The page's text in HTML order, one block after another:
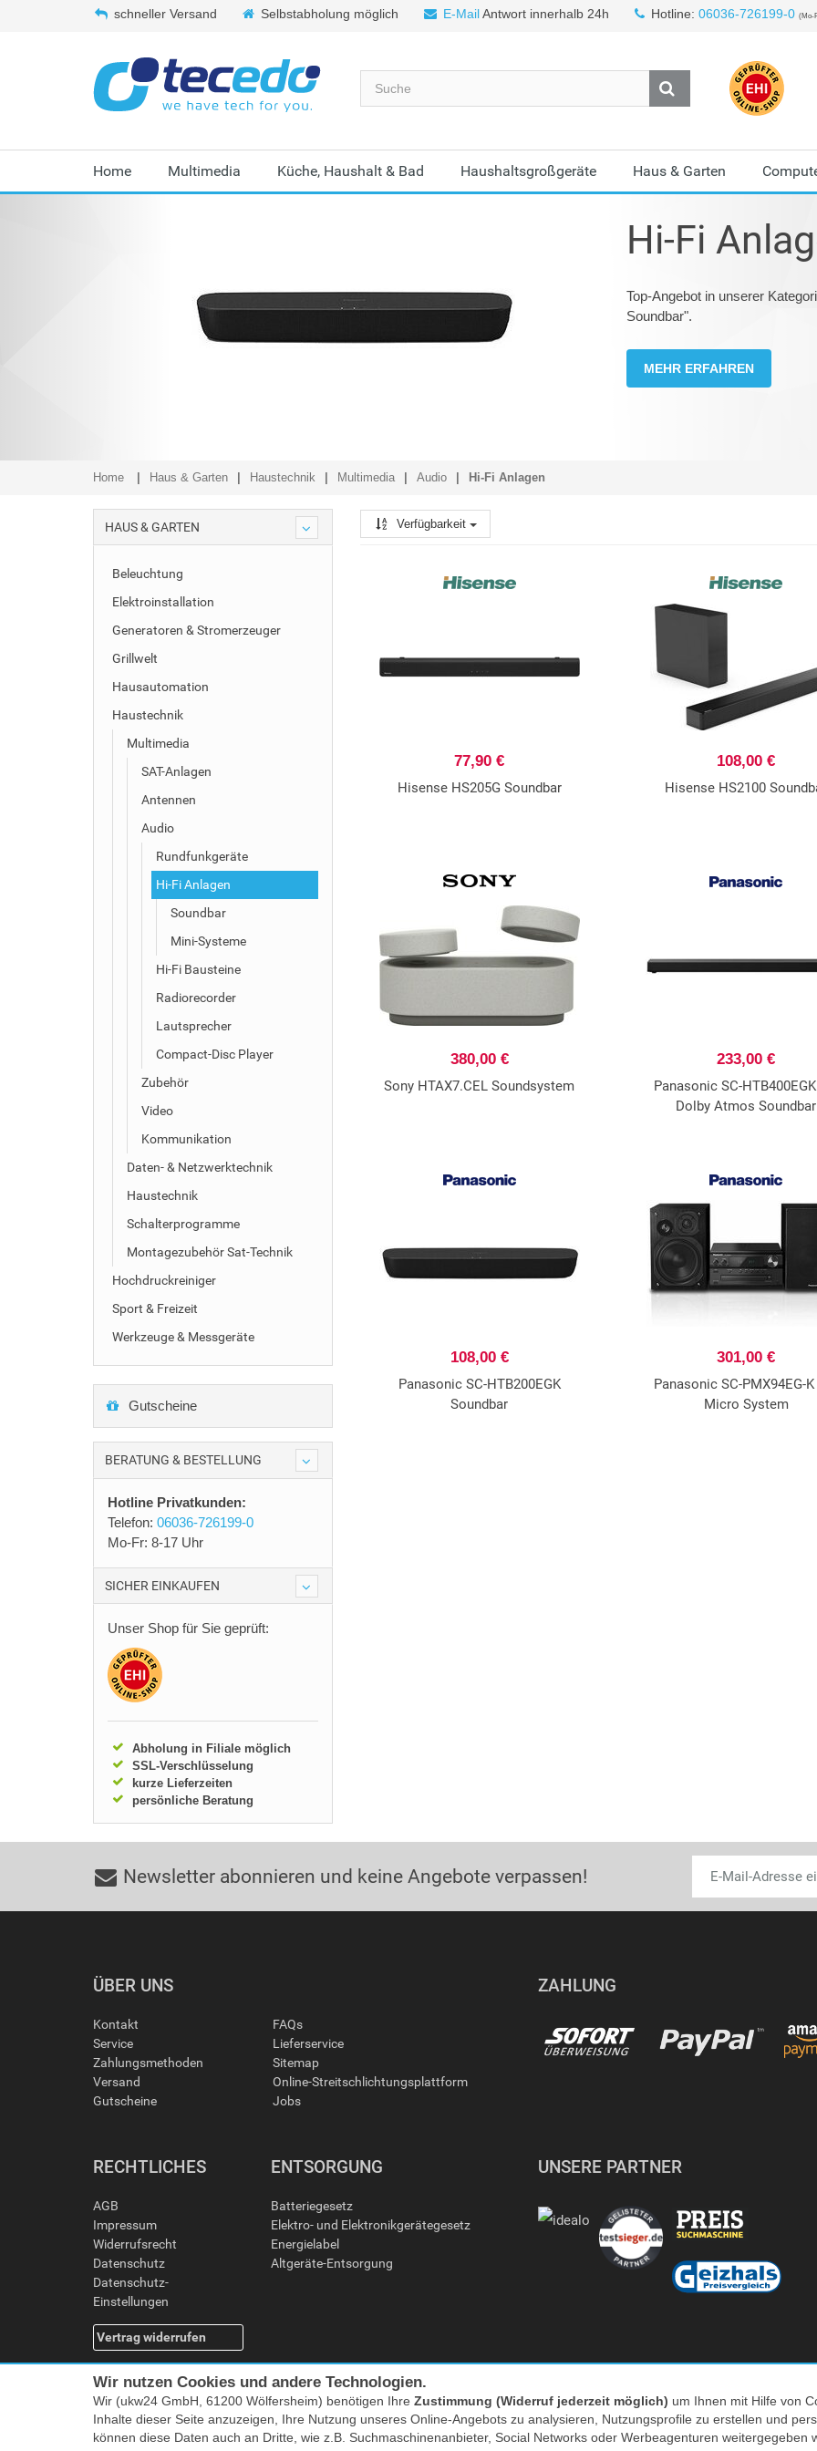
schneller Versand Selbstabholung möglich E-MailAntwort innerhalb 24h Hotline: 06036-726199-0 (Mo-
Home Multimedia Küche, Haushalt & Bad Haushaltsgroßgeräte Haus & Garten
Hi-Fi
Top-Angebot in unserer
Soundbar".
MEHR ERFAHREN
Home Haus & Garten Haustechnik Multimedia Audio Hi-Fi Anlagen
HAUS & GARTEN
Beleuchtung
Elektroinstallation
Generatoren & Stromerzeuger
Grillwelt
Hausautomation
Haustechnik
Multimedia
SAT-Anlagen
Antennen
Audio
Rundfunkgeräte
Hi-Fi Anlagen
Soundbar
Mini-Systeme
Hi-Fi Bausteine
Radiorecorder
Lautsprecher
Compact-Disc Player
Zubehör
Video
Kommunikation
Daten- & Netzwerktechnik
Haustechnik
Schalterprogramme
Montagezubehör Sat-Technik
Hochdruckreiniger
Sport & Freizeit
Werkzeuge & Messgeräte
Gutscheine
BERATUNG & BESTELLUNG
Hotline Privatkunden:
Telefon: 06036-726199-0
Mo-Fr: 8-17 Uhr
SICHER EINKAUFEN
Unser Shop für Sie geprüft:
Abholung in Filiale möglich
SSL-Verschlüsselung
kurze Lieferzeiten
persönliche Beratung
Verfügbarkeit
77,90 €
Hisense HS205G Soundbar
108,00 €
Hisense HS2100
380,00 €
Sony HTAX7.CEL Soundsystem
233,00 €
Panasonic SC-
Dolby Atmos Soundbar
108,00 €
Panasonic SC-HTB200EGK
Soundbar
301,00 €
Panasonic SC-PMX94EG-
Micro System
Newsletter abonnieren und keine Angebote verpassen!
ÜBER UNS
Kontakt
Service
Zahlungsmethoden
Versand
Gutscheine
FAQs
Lieferservice
Sitemap
Online-Streitschlichtungsplattform
Jobs
ZAHLUNG
RECHTLICHES
AGB
Impressum
Widerrufsrecht
Datenschutz
Datenschutz-
Einstellungen
Vertrag widerrufen
ENTSORGUNG
Batteriegesetz
Elektro- und Elektronikgerätegesetz
Energielabel
Altgeräte-Entsorgung
UNSERE PARTNER
Facebook |twitter
Wir nutzen Cookies und andere Technologien.
Wir (ukw24 GmbH, 61200 Wölfersheim) benötigen Ihre Zustimmung (Widerruf jederzeit möglich) um Ihnen mit Hilfe von
Inhalte dieser Seite anzuzeigen, Ihre Nutzung unseres Online-Angebots zu analysieren, Nutzungsprofile zu erstellen und
können diese Daten auch an Dritte, wie z.B. Suchmaschinenanbieter, Social Networks oder Werbeagenturen